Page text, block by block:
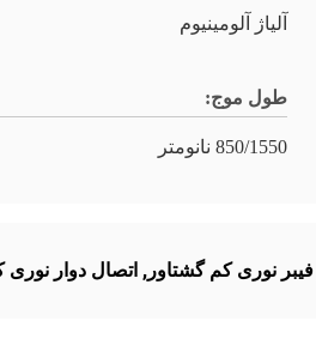
آلیاژ آلومینیوم
طول موج:
850/1550 نانومتر
نوری کم گشتاور , اتصال دوار نوری